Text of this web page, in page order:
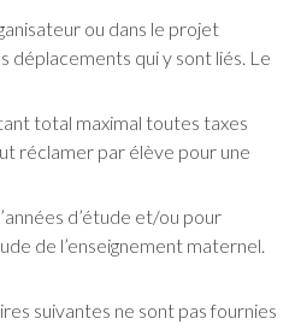
ou dans le projet
déplacements qui y sont liés. Le
total maximal toutes taxes
réclamer par élève pour une
d’étude et/ou pour
de l’enseignement maternel.
suivantes ne sont pas fournies